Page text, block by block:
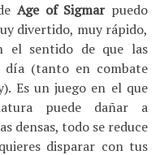
Age of Sigmarpuedo
divertido, muy rápido,
el sentido de que las
día (tanto en combate
Es un juego en el que
puede dañar a
densas, todo se reduce
disparar con tus